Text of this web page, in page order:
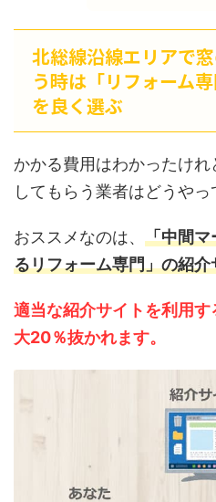
北総線沿線エリアで
う時は「リフォーム
を良く選ぶ
かかる費用はわかったけ
してもらう業者はどうや
おススメなのは、 「中間マ
るリフォーム専門」の紹
適当な紹介サイトを利用
大20％抜かれます。